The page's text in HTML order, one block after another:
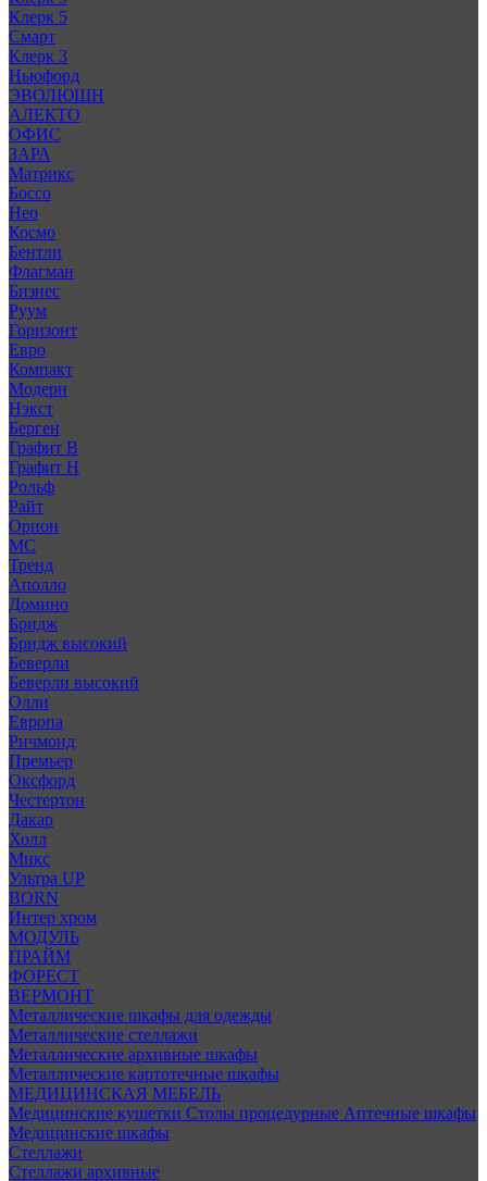
Клерк 5
Смарт
Клерк 3
Ньюфорд
ЭВОЛЮШН
АЛЕКТО
ОФИС
ЗАРА
Матрикс
Боссо
Нео
Космо
Бентли
Флагман
Бизнес
Руум
Горизонт
Евро
Компакт
Модерн
Нэкст
Берген
Графит В
Графит Н
Рольф
Райт
Орион
МС
Тренд
Аполло
Домино
Бридж
Бридж высокий
Беверли
Беверли высокий
Олли
Европа
Ричмонд
Премьер
Оксфорд
Честертон
Дакар
Холл
Микс
Ультра UP
BORN
Интер хром
МОДУЛЬ
ПРАЙМ
ФОРЕСТ
ВЕРМОНТ
Металлические шкафы для одежды
Металлические стеллажи
Металлические архивные шкафы
Металлические картотечные шкафы
МЕДИЦИНСКАЯ МЕБЕЛЬ
Медицинские кушетки Столы процедурные Аптечные шкафы
Медицинские шкафы
Стеллажи
Стеллажи архивные